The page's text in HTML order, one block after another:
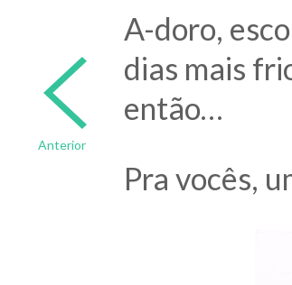
Anterior
A-doro,
dias mais
então…
Pra vocês,